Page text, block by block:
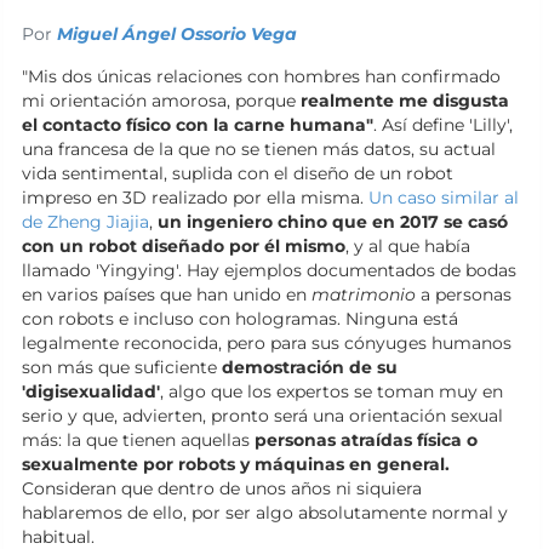
Por Miguel Ángel Ossorio Vega
"Mis dos únicas relaciones con hombres han confirmado
mi orientación amorosa, porque realmente me disgusta
el contacto físico con la carne humana". Así define 'Lilly',
una francesa de la que no se tienen más datos, su actual
vida sentimental, suplida con el diseño de un robot
impreso en 3D realizado por ella misma. Un caso similar al
de Zheng Jiajia, un ingeniero chino que en 2017 se casó
con un robot diseñado por él mismo, y al que había
llamado 'Yingying'. Hay ejemplos documentados de bodas
en varios países que han unido en matrimonio a personas
con robots e incluso con hologramas. Ninguna está
legalmente reconocida, pero para sus cónyuges humanos
son más que suficiente demostración de su
'digisexualidad', algo que los expertos se toman muy en
serio y que, advierten, pronto será una orientación sexual
más: la que tienen aquellas personas atraídas física o
sexualmente por robots y máquinas en general.
Consideran que dentro de unos años ni siquiera
hablaremos de ello, por ser algo absolutamente normal y
habitual.